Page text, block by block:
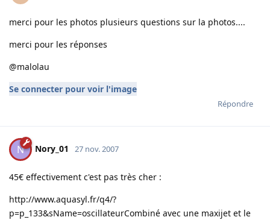
merci pour les photos plusieurs questions sur la photos....
merci pour les réponses
@malolau
Se connecter pour voir l'image
Répondre
N Nory_01 27 nov. 2007
45€ effectivement c'est pas très cher :
http://www.aquasyl.fr/q4/?
p=p_133&sName=oscillateurCombiné avec une maxijet et le